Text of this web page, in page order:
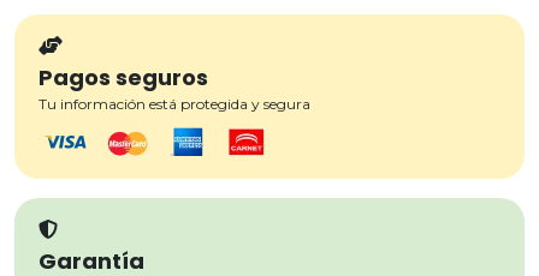
Pagos seguros
Tu información está protegida y segura
Garantía